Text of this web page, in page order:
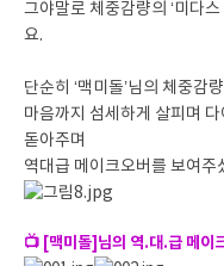
그야말로 체중감량의 ‘미다
요.
단순히 ‘맥미돌’님의 체중감
마음까지 섬세하게 살피며
돋아주며
역대급 메이크오버를 보여주
📺 [맥미돌]님의 역.대.급 메이